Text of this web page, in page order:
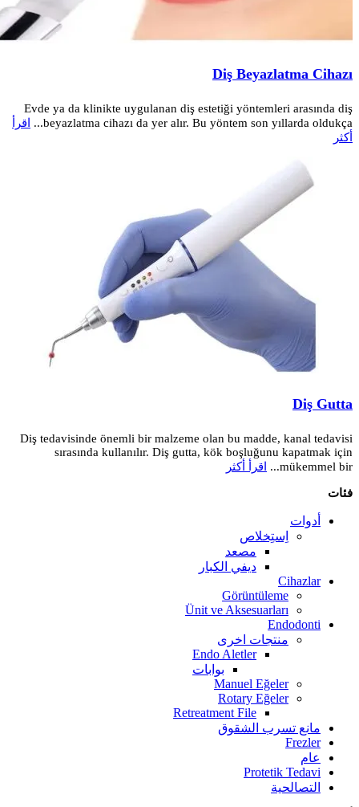
Diş Beyazlatma Cihazı
Evde ya da klinikte uygulanan diş estetiği yöntemleri arasında diş
beyazlatma cihazı da yer alır. Bu yöntem son yıllarda oldukça...
اقرأ
أكثر
Diş Gutta
Diş tedavisinde önemli bir malzeme olan bu madde, kanal tedavisi
sırasında kullanılır. Diş gutta, kök boşluğunu kapatmak için
mükemmel bir...
اقرأ أكثر
فئات
أدوات
اِستِخلاص
مصعد
ديفي الكبار
Cihazlar
Görüntüleme
Ünit ve Aksesuarları
Endodonti
منتجات اخرى
Endo Aletler
بوابات
Manuel Eğeler
Rotary Eğeler
Retreatment File
مانع تسرب الشقوق
Frezler
عام
Protetik Tedavi
التصالحية